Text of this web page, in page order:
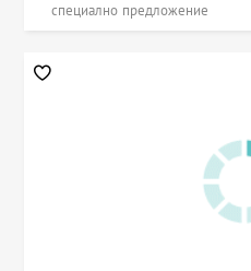
специално предложение